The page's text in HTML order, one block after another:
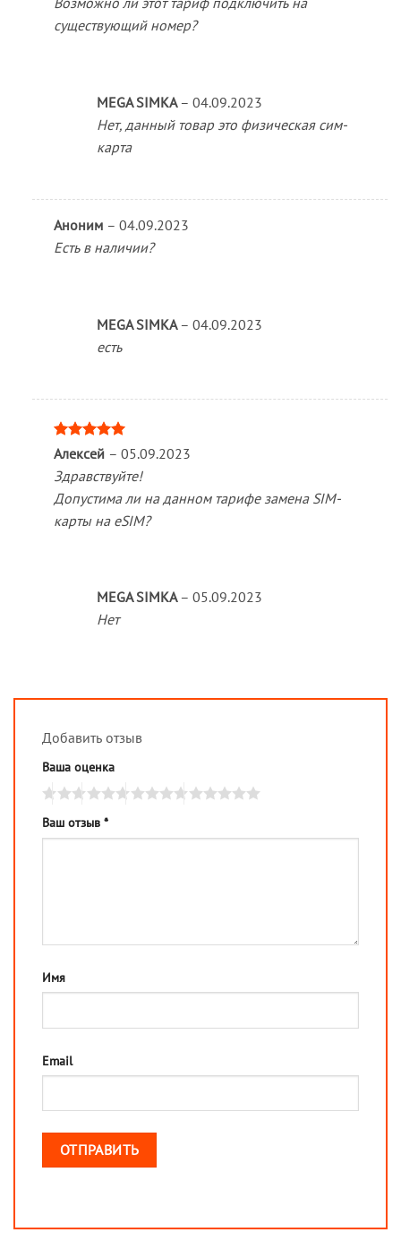
существующий номер?
MEGA SIMKA – 04.09.2023
Нет, данный товар это физическая сим-
карта
Аноним – 04.09.2023
Есть в наличии?
MEGA SIMKA – 04.09.2023
есть
Оценка
Алексей – 05.09.2023
Здравствуйте!
Допустима ли на данном тарифе замена SIM-
карты на eSIM?
MEGA SIMKA – 05.09.2023
Нет
Добавить отзыв
Ваша оценка
Ваш отзыв *
Имя
Email